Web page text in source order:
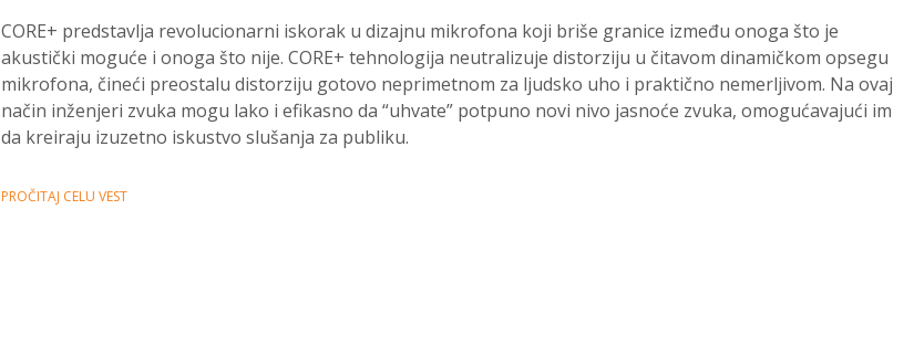
CORE+ predstavlja revolucionarni iskorak u dizajnu mikrofona koji briše granice između onoga što je
akustički moguće i onoga što nije. CORE+ tehnologija neutralizuje distorziju u čitavom dinamičkom opsegu
mikrofona, čineći preostalu distorziju gotovo neprimetnom za ljudsko uho i praktično nemerljivom. Na ovaj
način inženjeri zvuka mogu lako i efikasno da “uhvate” potpuno novi nivo jasnoće zvuka, omogućavajući im
da kreiraju izuzetno iskustvo slušanja za publiku.
PROČITAJ CELU VEST